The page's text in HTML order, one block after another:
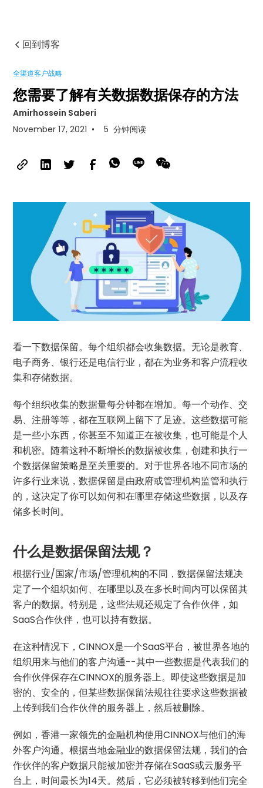
回到博客
全渠道客户战略
您需要了解有关数据数据保存的方法
Amirhossein Saberi
November 17, 2021 • 5 分钟阅读
看一下数据保留。每个组织都会收集数据。无论是教育、
电子商务、银行还是电信行业，都在为业务和客户流程收
集和存储数据。
每个组织收集的数据量每分钟都在增加。每一个动作、交
易、注册等等，都在互联网上留下了足迹。这些数据可能
是一些小东西，你甚至不知道正在被收集，也可能是个人
和机密。随着这种不断增长的数据被收集，创建和执行一
个数据保留策略是至关重要的。对于世界各地不同市场的
许多行业来说，数据保留是由政府或管理机构监管和执行
的，这决定了你可以如何和在哪里存储这些数据，以及存
储多长时间。
什么是数据保留法规？
根据行业/国家/市场/管理机构的不同，数据保留法规决
定了一个组织如何、在哪里以及在多长时间内可以保留其
客户的数据。特别是，这些法规还规定了合作伙伴，如
SaaS合作伙伴，也可以持有数据。
在这种情况下，CINNOX是一个SaaS平台，被世界各地的
组织用来与他们的客户沟通--其中一些数据是代表我们的
合作伙伴保存在CINNOX的服务器上。即使这些数据是加
密的、安全的，但某些数据保留法规往往要求这些数据被
上传到我们合作伙伴的服务器上，然后被删除。
例如，香港一家领先的金融机构使用CINNOX与他们的海
外客户沟通。根据当地金融业的数据保留法规，我们的合
作伙伴的客户数据只能被加密并存储在SaaS或云服务平
台上，时间最长为14天。然后，它必须被转移到他们完全